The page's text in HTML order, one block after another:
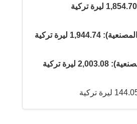
ليرة تركية
ليرة تركية